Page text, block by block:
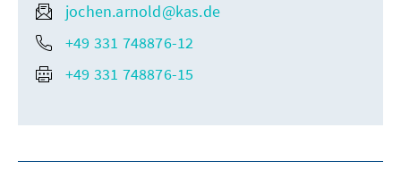
jochen.arnold@kas.de
+49 331 748876-12
+49 331 748876-15